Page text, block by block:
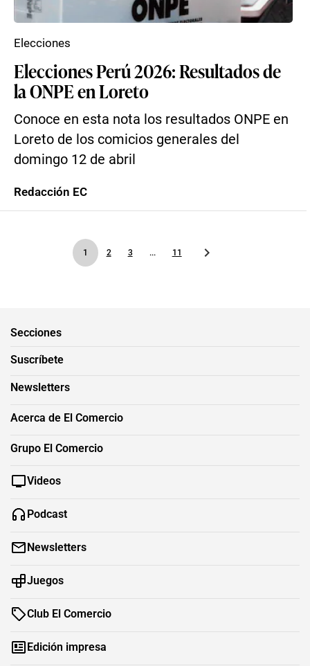
Elecciones Perú 2026: Resultados de
la ONPE en Loreto
Conoce en esta nota los resultados ONPE en
Loreto de los comicios generales del
domingo 12 de abril
Elecciones
Redacción EC
1 2 3 ... 11
Secciones
Suscríbete
Newsletters
Acerca de El Comercio
Grupo El Comercio
Videos
Podcast
Newsletters
Juegos
Club El Comercio
Edición impresa